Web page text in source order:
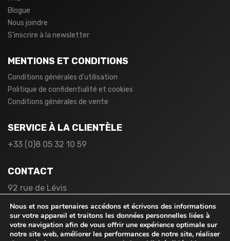
Blogue
Nous joindre
S’inscrire à la newsletter
MENTIONS ET CONDITIONS
Conditions générales d’utilisation
Politique de confidentialité et cookies
Conditions générales de vente
SERVICE À LA CLIENTÈLE
+33 (0)8 05 32 10 59
CONTACT
92 rue de Lévis
France
Nous et nos partenaires accédons et écrivons des informations
sur votre appareil et traitons les données personnelles liées à
votre navigation afin de vous offrir une expérience optimale sur
notre site web, améliorer les performances de notre site, réaliser